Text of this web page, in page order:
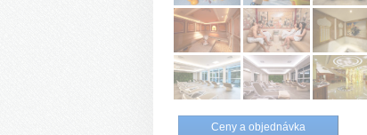
Ceny a objednávka